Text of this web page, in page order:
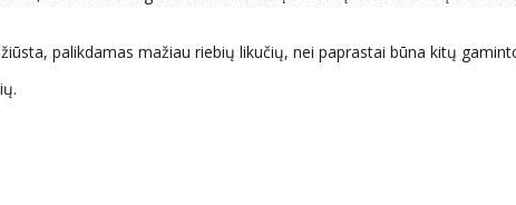
palikdamas mažiau riebių likučių, nei paprastai būna kitų